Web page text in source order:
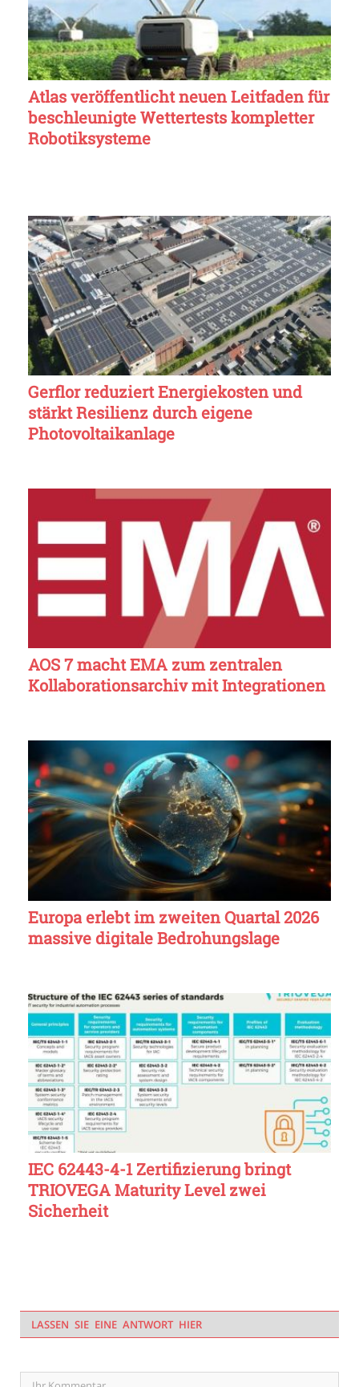
Atlas veröffentlicht neuen Leitfaden für
beschleunigte Wettertests kompletter
Robotiksysteme
Gerflor reduziert Energiekosten und
stärkt Resilienz durch eigene
Photovoltaikanlage
AOS 7 macht EMA zum zentralen
Kollaborationsarchiv mit Integrationen
Europa erlebt im zweiten Quartal 2026
massive digitale Bedrohungslage
IEC 62443-4-1 Zertifizierung bringt
TRIOVEGA Maturity Level zwei
Sicherheit
LASSEN SIE EINE ANTWORT HIER